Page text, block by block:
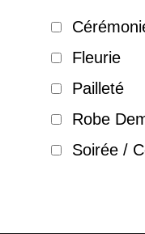
Fleurie
Pailleté
Robe
Soirée /